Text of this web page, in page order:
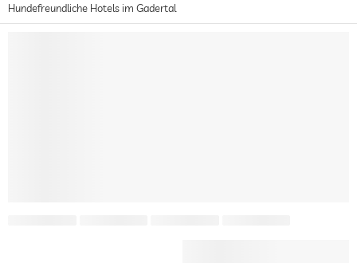
Hundefreundliche Hotels im Gadertal